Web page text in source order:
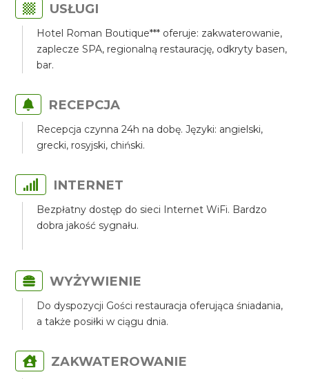
USŁUGI
Hotel Roman Boutique*** oferuje: zakwaterowanie,
zaplecze SPA, regionalną restaurację, odkryty basen,
bar.
RECEPCJA
Recepcja czynna 24h na dobę. Języki: angielski,
grecki, rosyjski, chiński.
INTERNET
Bezpłatny dostęp do sieci Internet WiFi. Bardzo
dobra jakość sygnału.
WYŻYWIENIE
Do dyspozycji Gości restauracja oferująca śniadania,
a także posiłki w ciągu dnia.
ZAKWATEROWANIE